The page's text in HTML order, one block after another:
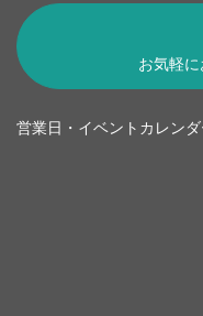
お気軽
営業日・イベントカレンダ